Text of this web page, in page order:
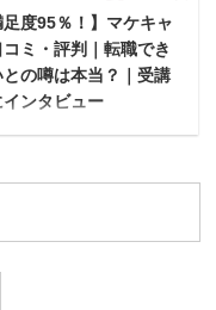
が終わると、夜遅くまでコン
や居酒屋のアルバイトに没
「実績を作るために、
などの資格を習得するため
強しようかな」と思ってい
足度95％！】マケキャ
コミ・評判｜転職でき
との噂は本当？｜受講
インタビュー
ャンの口コミって実際どう
りたいな マケキャンは、
ングスクールです。 ま
講生の評判も良く、学習・